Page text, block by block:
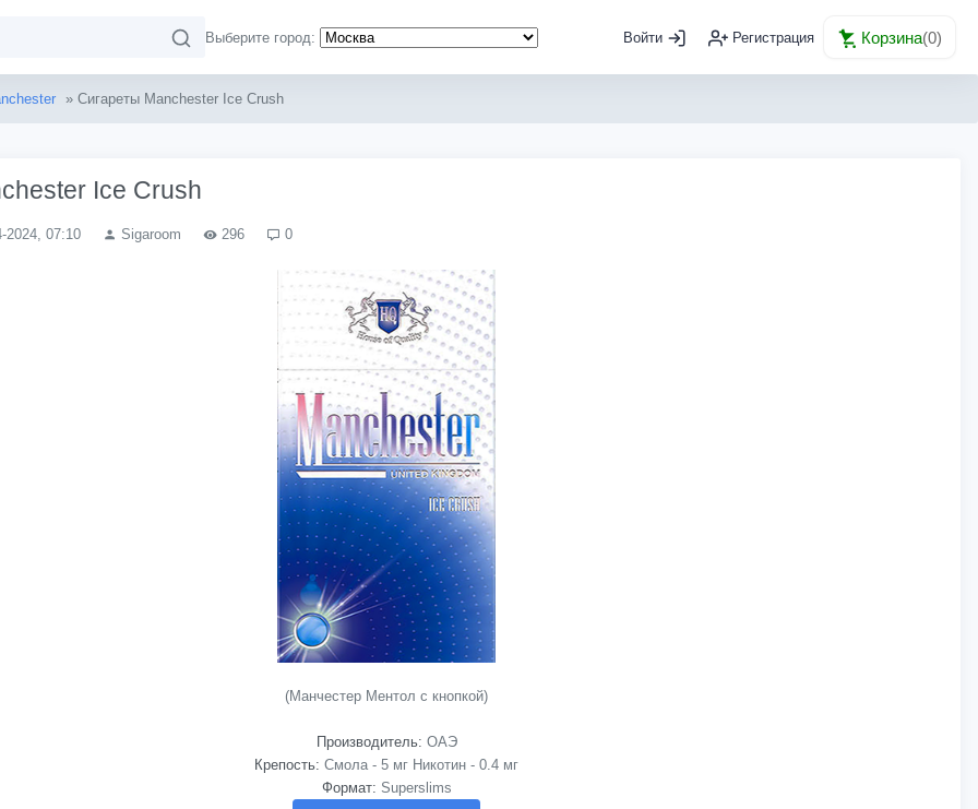
Выберите город: Войти Регистрация Корзина(0)
» Сигареты Manchester Ice Crush
Ice Crush
2024, 07:10 Sigaroom 296 0
(Манчестер Ментол с кнопкой)
Производитель: ОАЭ
Крепость: Смола - 5 мг Никотин - 0.4 мг
Формат: Superslims